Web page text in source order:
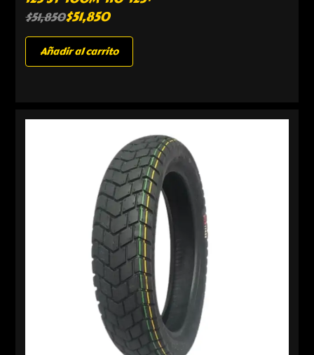
$51,850$51,850
Añadir al carrito